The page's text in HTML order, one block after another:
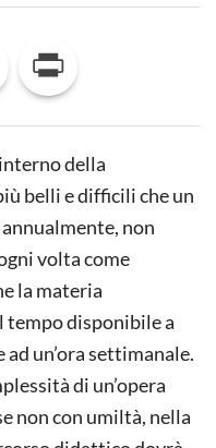
Email
della
belli e difficili che un
non
volta come
la materia
tempo disponibile a
un’ora settimanale.
di un’opera
non con umiltà, nella